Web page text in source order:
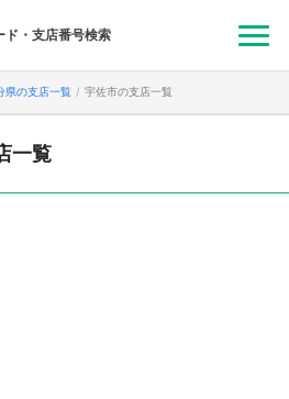
ド・支店番号検索
県の支店一覧 宇佐市の支店一覧
一覧